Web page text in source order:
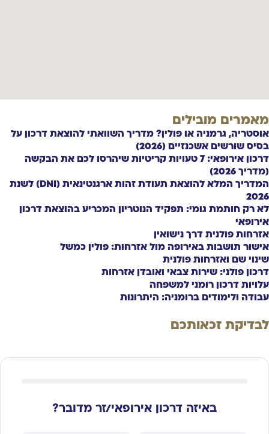
מאמרים מובילים
אוסטריה, גרמניה או פולין? מדריך השוואתי להוצאת דרכון על
בסיס שורשים אשכנזיים (2026)
דרכון אירופאי: 7 טעויות קריטיות שיהרסו לכם את הבקשה
(מדריך 2026)
המדריך המלא להוצאת תעודת זהות ארגנטינאית (DNI) לשנת
2026
לא רק חותמת גומי: תפקיד הנוטריון המכריע בהוצאת דרכון
אירופאי
אזרחות פולנית דרך נישואין
אישור תושבות באירופה מול אזרחות: פולין כמשל
שינוי שם ואזרחות פולנית
דרכון פולני: שירות צבאי ואובדן אזרחות
עלויות דרכון רומני למשפחה
עבודה ולימודים ברומניה: היתרונות
לבדיקת זכאותכם
באיזה דרכון אירופאי/זר מדובר?